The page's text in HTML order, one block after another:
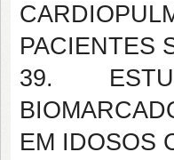
PACIENTES
39.
EM IDOSOS